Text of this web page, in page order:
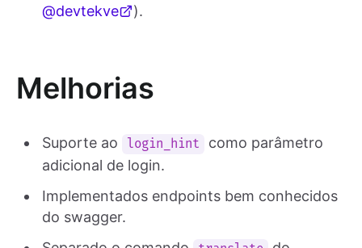
@devtekve
).
Melhorias
Suporte ao login_hint
como parâmetro
adicional de login.
Implementados endpoints bem conhecidos
do swagger.